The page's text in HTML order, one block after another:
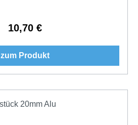
Regulärer Preis:
10,70 €
zum Produkt